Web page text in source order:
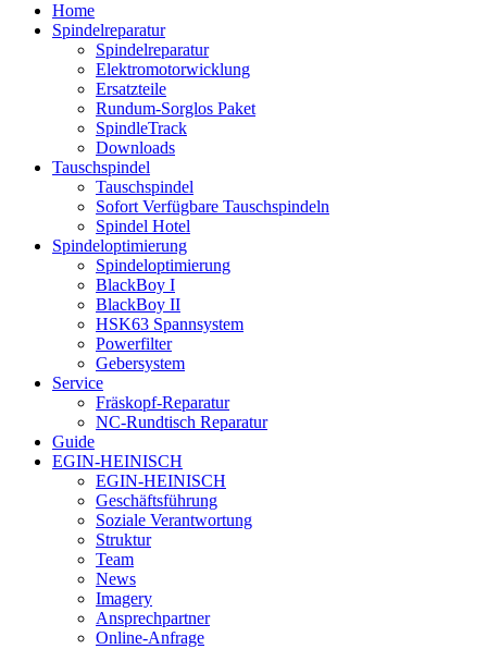
Home
Spindelreparatur
Spindelreparatur
Elektromotorwicklung
Ersatzteile
Rundum-Sorglos Paket
SpindleTrack
Downloads
Tauschspindel
Tauschspindel
Sofort Verfügbare Tauschspindeln
Spindel Hotel
Spindeloptimierung
Spindeloptimierung
BlackBoy I
BlackBoy II
HSK63 Spannsystem
Powerfilter
Gebersystem
Service
Fräskopf-Reparatur
NC-Rundtisch Reparatur
Guide
EGIN-HEINISCH
EGIN-HEINISCH
Geschäftsführung
Soziale Verantwortung
Struktur
Team
News
Imagery
Ansprechpartner
Online-Anfrage